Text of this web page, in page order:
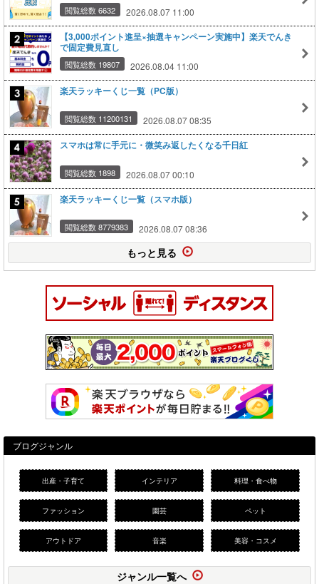
閲覧総数 6632 2026.08.07 11:00
【3,000ポイント進呈×抽選キャンペーン実施中】楽天でんき
で固定費見直し
閲覧総数 19807 2026.08.04 11:00
楽天ラッキーくじ一覧（PC版）
閲覧総数 11200131 2026.08.07 08:35
スマホは常に手元に・微笑み返したくなる千日紅
閲覧総数 1898 2026.08.07 00:10
楽天ラッキーくじ一覧（スマホ版）
閲覧総数 8779383 2026.08.07 08:36
もっと見る
ブログジャンル
出産・子育て インテリア 料理・食べ物
ファッション 園芸 ペット
アウトドア 音楽 美容・コスメ
ジャンル一覧へ